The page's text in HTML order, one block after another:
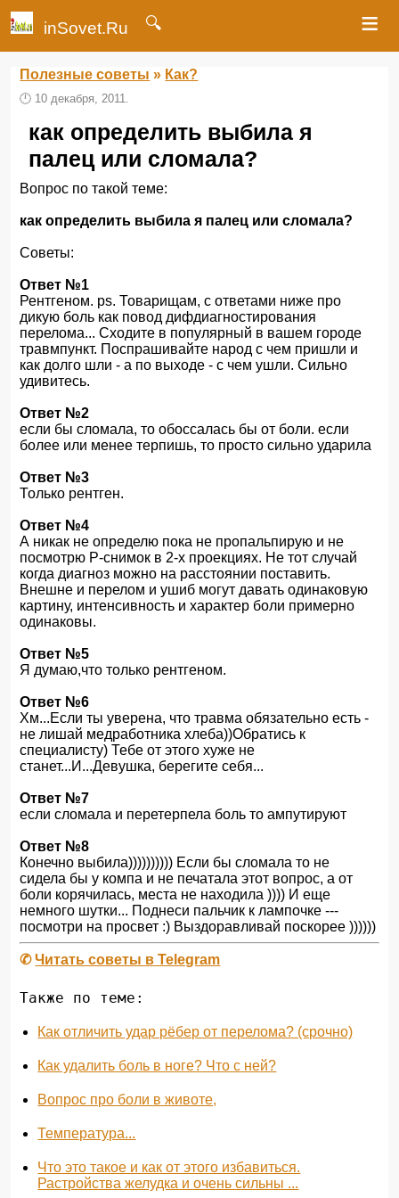
inSovet.Ru 🔍 ≡
Полезные советы » Как?
🕛 10 декабря, 2011.
как определить выбила я
палец или сломала?
Вопрос по такой теме:
как определить выбила я палец или сломала?
Советы:
Ответ №1
Рентгеном. ps. Товарищам, с ответами ниже про
дикую боль как повод дифдиагностирования
перелома... Сходите в популярный в вашем городе
травмпункт. Поспрашивайте народ с чем пришли и
как долго шли - а по выходе - с чем ушли. Сильно
удивитесь.
Ответ №2
если бы сломала, то обоссалась бы от боли. если
более или менее терпишь, то просто сильно ударила
Ответ №3
Только рентген.
Ответ №4
А никак не определю пока не пропальпирую и не
посмотрю Р-снимок в 2-х проекциях. Не тот случай
когда диагноз можно на расстоянии поставить.
Внешне и перелом и ушиб могут давать одинаковую
картину, интенсивность и характер боли примерно
одинаковы.
Ответ №5
Я думаю,что только рентгеном.
Ответ №6
Хм...Если ты уверена, что травма обязательно есть -
не лишай медработника хлеба))Обратись к
специалисту) Тебе от этого хуже не
станет...И...Девушка, берегите себя...
Ответ №7
если сломала и перетерпела боль то ампутируют
Ответ №8
Конечно выбила)))))))))) Если бы сломала то не
сидела бы у компа и не печатала этот вопрос, а от
боли корячилась, места не находила )))) И еще
немного шутки... Поднеси пальчик к лампочке ---
посмотри на просвет :) Выздоравливай поскорее ))))))
✆Читать советы в Telegram
Также по теме:
Как отличить удар рёбер от перелома? (срочно)
Как удалить боль в ноге? Что с ней?
Вопрос про боли в животе,
Температура...
Что это такое и как от этого избавиться.
Растройства желудка и очень сильны ...